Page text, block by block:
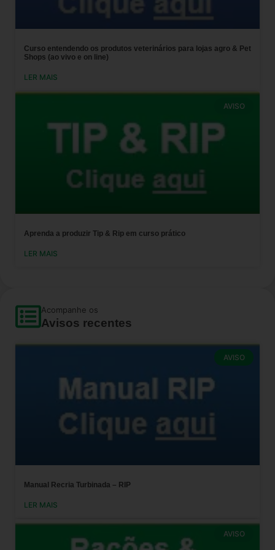
Curso entendendo os produtos veterinários para lojas agro & Pet
Shops (ao vivo e on line)
LER MAIS
AVISO
Aprenda a produzir Tip & Rip em curso prático
LER MAIS
Acompanhe os
Avisos recentes
AVISO
Manual Recria Turbinada – RIP
LER MAIS
AVISO